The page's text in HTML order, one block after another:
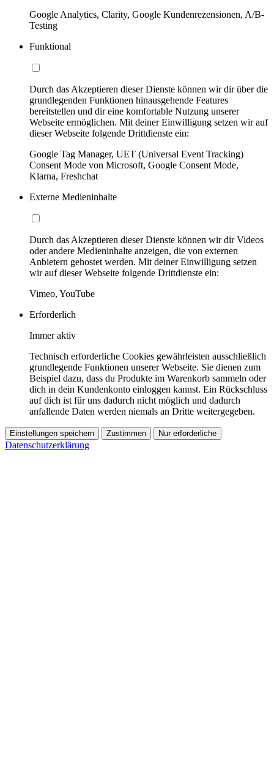
Google Analytics, Clarity, Google Kundenrezensionen, A/B-
Testing
Funktional
Durch das Akzeptieren dieser Dienste können wir dir über die
grundlegenden Funktionen hinausgehende Features
bereitstellen und dir eine komfortable Nutzung unserer
Webseite ermöglichen. Mit deiner Einwilligung setzen wir auf
dieser Webseite folgende Drittdienste ein:
Google Tag Manager, UET (Universal Event Tracking)
Consent Mode von Microsoft, Google Consent Mode,
Klarna, Freshchat
Externe Medieninhalte
Durch das Akzeptieren dieser Dienste können wir dir Videos
oder andere Medieninhalte anzeigen, die von externen
Anbietern gehostet werden. Mit deiner Einwilligung setzen
wir auf dieser Webseite folgende Drittdienste ein:
Vimeo, YouTube
Erforderlich
Immer aktiv
Technisch erforderliche Cookies gewährleisten ausschließlich
grundlegende Funktionen unserer Webseite. Sie dienen zum
Beispiel dazu, dass du Produkte im Warenkorb sammeln oder
dich in dein Kundenkonto einloggen kannst. Ein Rückschluss
auf dich ist für uns dadurch nicht möglich und dadurch
anfallende Daten werden niemals an Dritte weitergegeben.
Einstellungen speichern Zustimmen Nur erforderliche
Datenschutzerklärung